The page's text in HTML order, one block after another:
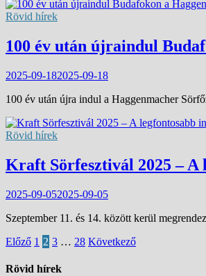
Rövid hírek
100 év után újraindul
2025-09-182025-09-18
100 év után újra indul a Haggenmacher
Rövid hírek
Kraft Sörfesztivál 2025 – A
2025-09-052025-09-05
Szeptember 11. és 14. között kerül
Bejegyzések
lapozása
Előző 1 2 3 … 28 Következő
Rövid hírek